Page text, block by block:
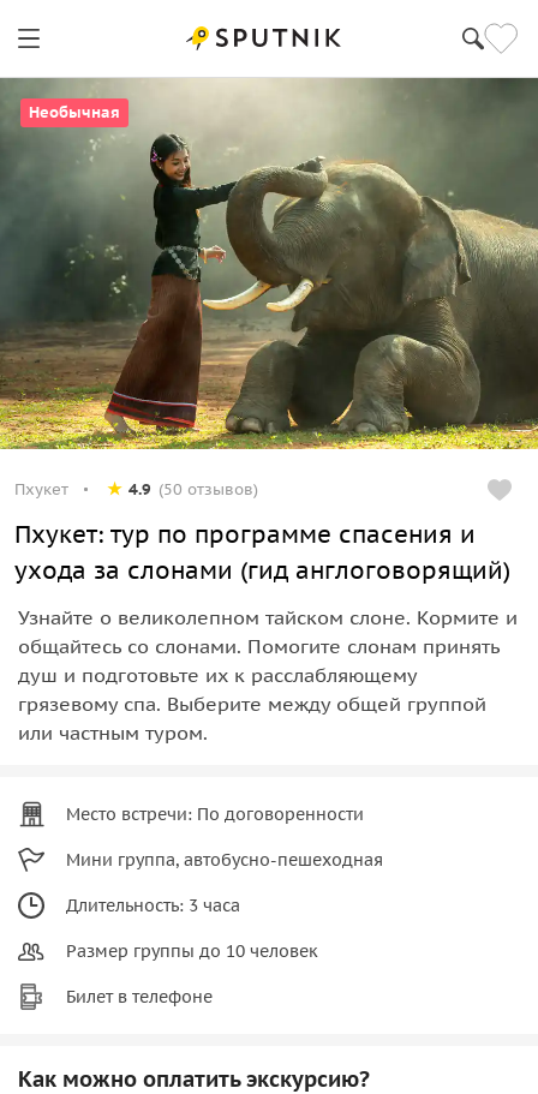
Необычная
Пхукет 4.9 (50 отзывов)
Пхукет: тур по программе спасения и
ухода за слонами (гид англоговорящий)
Узнайте о великолепном тайском слоне. Кормите и
общайтесь со слонами. Помогите слонам принять
душ и подготовьте их к расслабляющему
грязевому спа. Выберите между общей группой
или частным туром.
Место встречи: По договоренности
Мини группа, автобусно-пешеходная
Длительность: 3 часа
Размер группы до 10 человек
Билет в телефоне
Как можно оплатить экскурсию?